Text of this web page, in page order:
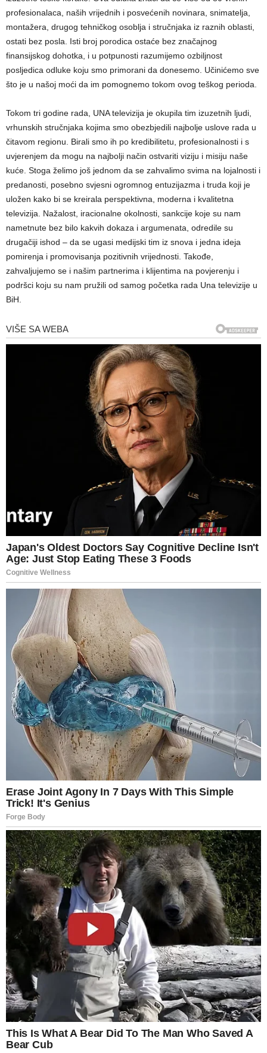
profesionalaca, naših vrijednih i posvećenih novinara, snimatelja,
montažera, drugog tehničkog osoblja i stručnjaka iz raznih oblasti,
ostati bez posla. Isti broj porodica ostaće bez značajnog
finansijskog dohotka, i u potpunosti razumijemo ozbiljnost
posljedica odluke koju smo primorani da donesemo. Učinićemo sve
što je u našoj moći da im pomognemo tokom ovog teškog perioda.
Tokom tri godine rada, UNA televizija je okupila tim izuzetnih ljudi,
vrhunskih stručnjaka kojima smo obezbjedili najbolje uslove rada u
čitavom regionu. Birali smo ih po kredibilitetu, profesionalnosti i s
uvjerenjem da mogu na najbolji način ostvariti viziju i misiju naše
kuće. Stoga želimo još jednom da se zahvalimo svima na lojalnosti i
predanosti, posebno svjesni ogromnog entuzijazma i truda koji je
uložen kako bi se kreirala perspektivna, moderna i kvalitetna
televizija. Nažalost, iracionalne okolnosti, sankcije koje su nam
nametnute bez bilo kakvih dokaza i argumenata, odredile su
drugačiji ishod – da se ugasi medijski tim iz snova i jedna ideja
pomirenja i promovisanja pozitivnih vrijednosti. Takođe,
zahvaljujemo se i našim partnerima i klijentima na povjerenju i
podršci koju su nam pružili od samog početka rada Una televizije u
BiH.